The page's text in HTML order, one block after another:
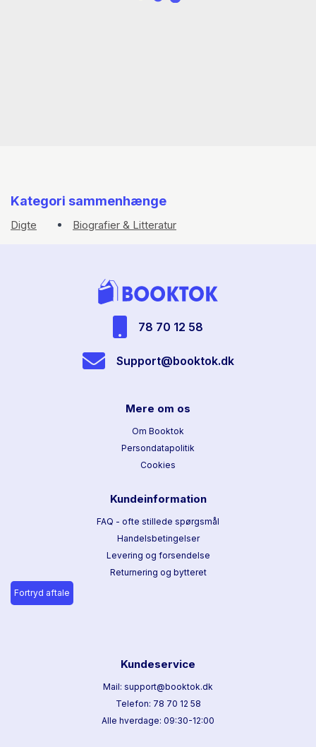
Kategori sammenhænge
Digte Biografier & Litteratur
78 70 12 58
Support@booktok.dk
Mere om os
Om Booktok
Persondatapolitik
Cookies
Kundeinformation
FAQ - ofte stillede spørgsmål
Handelsbetingelser
Levering og forsendelse
Returnering og bytteret
Fortryd aftale
Kundeservice
Mail: support@booktok.dk
Telefon: 78 70 12 58
Alle hverdage: 09:30-12:00